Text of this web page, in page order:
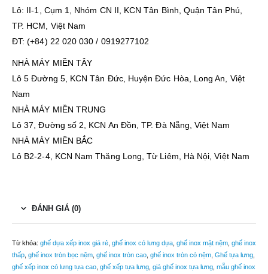
Lô: II-1, Cụm 1, Nhóm CN II, KCN Tân Bình, Quận Tân Phú,
TP. HCM, Việt Nam
ĐT: (+84) 22 020 030 / 0919277102
NHÀ MÁY MIỀN TÂY
Lô 5 Đường 5, KCN Tân Đức, Huyện Đức Hòa, Long An, Việt
Nam
NHÀ MÁY MIỀN TRUNG
Lô 37, Đường số 2, KCN An Đồn, TP. Đà Nẵng, Việt Nam
NHÀ MÁY MIỀN BẮC
Lô B2-2-4, KCN Nam Thăng Long, Từ Liêm, Hà Nội, Việt Nam
ĐÁNH GIÁ (0)
Từ khóa: ghế dựa xếp inox giá rẻ ghế inox có lưng dựa ghế inox mặt nệm ghế inox
thấp ghế inox tròn bọc nệm ghế inox tròn cao ghế inox tròn có nệm Ghế tựa lưng
ghế xếp inox có lưng tựa cao ghế xếp tựa lưng giá ghế inox tựa lưng mẫu ghế inox